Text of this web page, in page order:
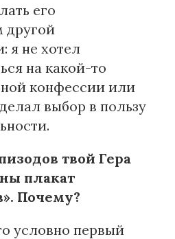
его
другой
я не хотел
на какой-то
конфессии или
выбор в пользу
твой Гера
плакат
Почему?
условно первый